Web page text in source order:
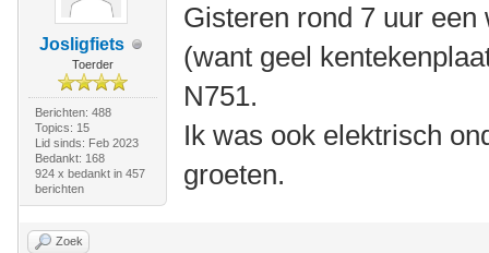
Josligfiets
Toerder
Berichten: 488
Topics: 15
Lid sinds: Feb 2023
Bedankt: 168
924 x bedankt in 457
berichten
Gisteren rond 7 uur
(want geel
N751.
Ik was ook elektrisch
groeten.
Zoek